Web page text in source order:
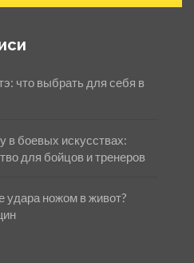
что выбрать для себя в
в боевых искусствах:
для бойцов и тренеров
ножом в живот?